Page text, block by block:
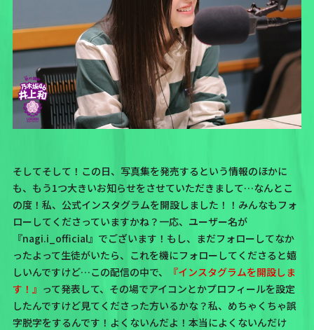
そしてそして！この日、写真集を発売するという情報のほかに
も、もう1つ大きいお知らせをさせていただきまして…なんとこ
の度！ 私、 公式インスタグラムを開設しました！！ みんなもフォ
ローしてくださっていますかね？一応、ユーザー名が
『nagi.i_official』でございます！もし、まだフォローしてなか
ったよって生徒がいたら、これを機にフォローしてくださると嬉
しいんですけど…この配信の中で、
『インスタグラムを開設しま
す！』 って発表して、その場でアイコンとかプロフィールを設定
したんですけど見てくださった方いるかな？私、めちゃくちゃ誤
字脱字をするんです！ よくないんだよ！本当によくないんだけ